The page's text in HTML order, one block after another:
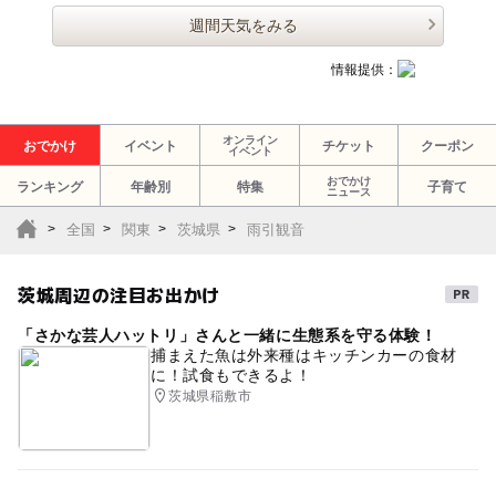
週間天気をみる
情報提供：
おでかけ イベント
オンライン
イベント
チケット クーポン
ランキング 年齢別 特集
おでかけ
ニュース
子育て
全国 関東 茨城県 雨引観音
茨城周辺の注目お出かけ
「さかな芸人ハットリ」さんと一緒に生態系を守る体験！
捕まえた魚は外来種はキッチンカーの食材
に！試食もできるよ！
茨城県稲敷市